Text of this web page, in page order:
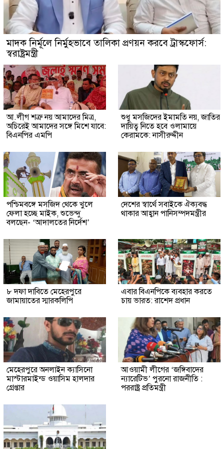
মাদক নির্মূলে নির্মুহভাবে তালিকা প্রণয়ন করবে ট্রাস্কফোর্স:
স্বরাষ্ট্রমন্ত্রী
আ.লীগ শত্রু নয় আমাদের মিত্র,
অচিরেই আমাদের সঙ্গে মিশে যাবে:
বিএনপির এমপি
শুধু মসজিদের ইমামতি নয়, জাতির
দায়িত্ব নিতে হবে ওলামায়ে
কেরামকে: নাসীরুদ্দীন
পশ্চিমবঙ্গে মসজিদ থেকে খুলে
ফেলা হচ্ছে মাইক, শুভেন্দু
বলছেন- ‘আদালতের নির্দেশ’
দেশের স্বার্থে সবাইকে ঐক্যবদ্ধ
থাকার আহ্বান পানিসম্পদমন্ত্রীর
৮ দফা দাবিতে মেহেরপুরে
জামায়াতের স্মারকলিপি
এবার বিএনপিকে ব্যবহার করতে
চায় ভারত: রাশেদ প্রধান
মেহেরপুরে অনলাইন ক্যাসিনো
মাস্টারমাইন্ড ওয়াসিম হালদার
গ্রেপ্তার
আওয়ামী লীগের ‘জঙ্গিবাদের
ন্যারেটিভ’ পুরনো রাজনীতি :
পররাষ্ট্র প্রতিমন্ত্রী